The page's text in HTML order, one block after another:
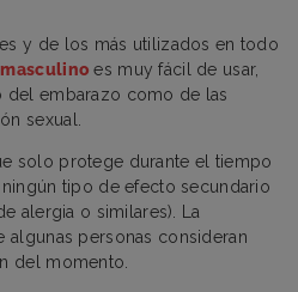
y de los más utilizados en todo
es muy fácil de usar,
del embarazo como de las
sexual.
solo protege durante el tiempo
tipo de efecto secundario
alergia o similares). La
algunas personas consideran
del momento.